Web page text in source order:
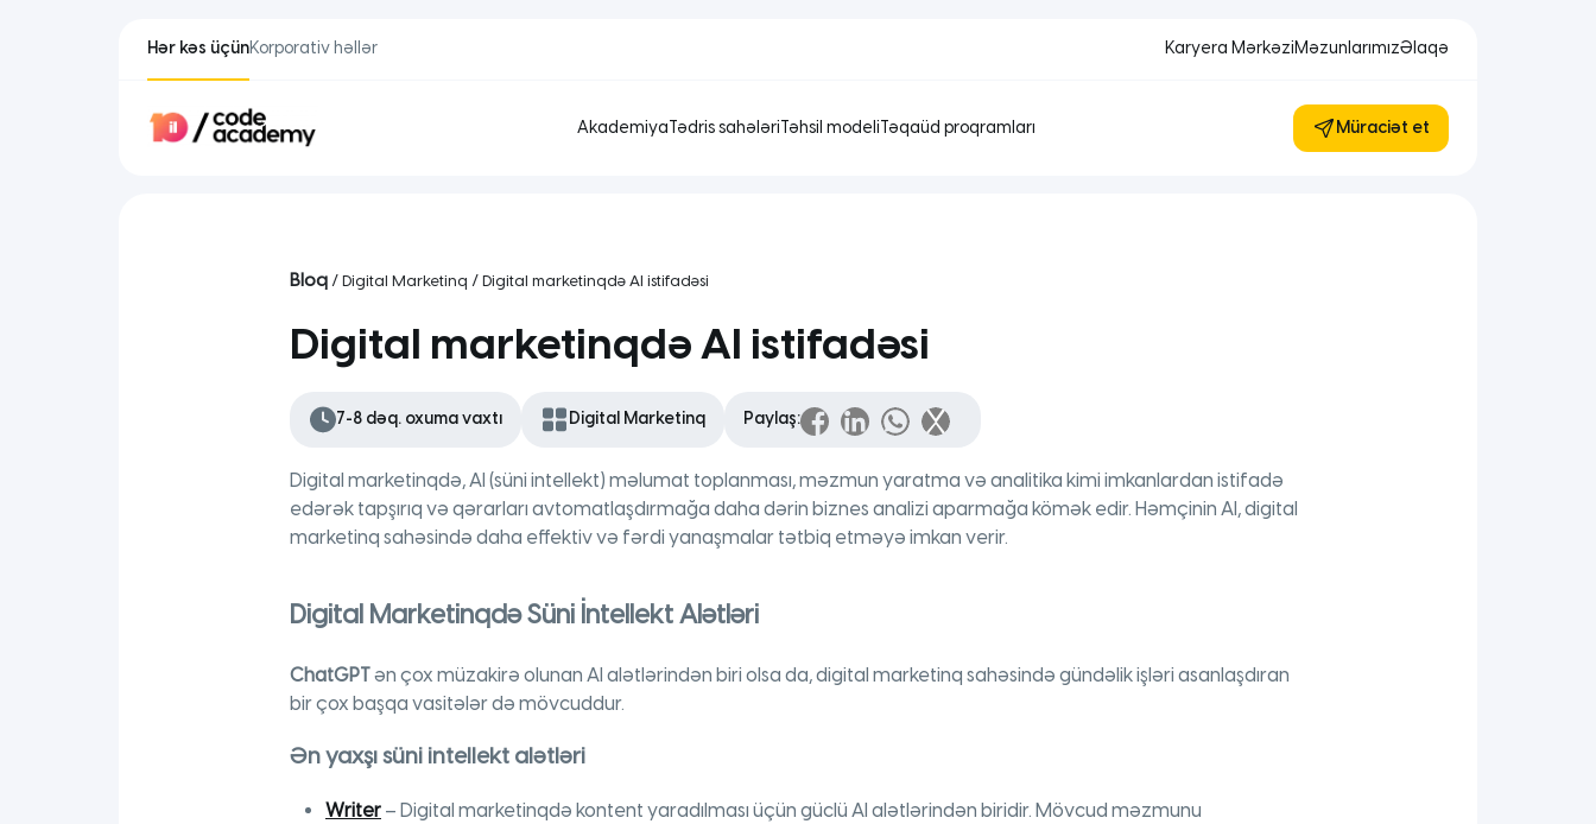
Hər kəs üçünKorporativ həllər Karyera MərkəziMəzunlarımızƏlaqə
AkademiyaTədris sahələriTəhsil modeliTəqaüd proqramları Müraciət et
Bloq / Digital Marketinq / Digital marketinqdə AI istifadəsi
Digital marketinqdə AI istifadəsi
7-8 dəq. oxuma vaxtı Digital Marketinq Paylaş:
Digital marketinqdə, AI (süni intellekt) məlumat toplanması, məzmun yaratma və analitika kimi imkanlardan istifadə
edərək tapşırıq və qərarları avtomatlaşdırmağa daha dərin biznes analizi aparmağa kömək edir. Həmçinin AI, digital
marketinq sahəsində daha effektiv və fərdi yanaşmalar tətbiq etməyə imkan verir.
Digital Marketinqdə Süni İntellekt Alətləri
ChatGPTən çox müzakirə olunan AI alətlərindən biri olsa da, digital marketinq sahəsində gündəlik işləri asanlaşdıran
bir çox başqa vasitələr də mövcuddur.
Ən yaxşı süni intellekt alətləri
Writer – Digital marketinqdə kontent yaradılması üçün güclü AI alətlərindən biridir. Mövcud məzmunu